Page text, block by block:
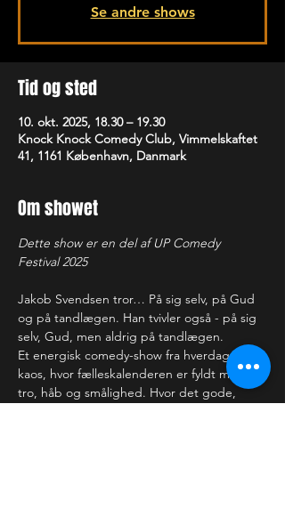
Se andre shows
Tid og sted
10. okt. 2025, 18.30 – 19.30
Knock Knock Comedy Club, Vimmelskaftet
41, 1161 København, Danmark
Om showet
Dette show er en del af UP Comedy
Festival 2025
Jakob Svendsen tror… På sig selv, på Gud
og på tandlægen. Han tvivler også - på sig
selv, Gud, men aldrig på tandlægen.
Et energisk comedy-show fra hverdagens
kaos, hvor fælleskalenderen er fyldt med
tro, håb og smålighed. Hvor det gode,